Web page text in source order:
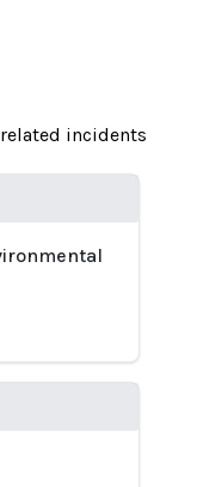
incidents